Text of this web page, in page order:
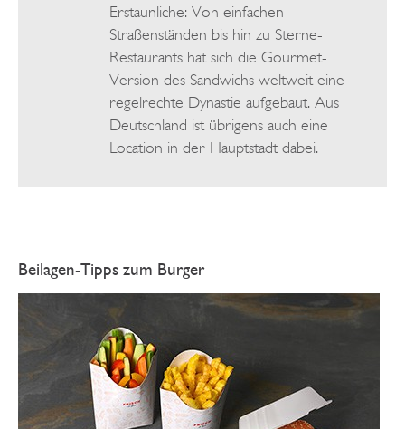
Erstaunliche: Von einfachen
Straßenständen bis hin zu Sterne-
Restaurants hat sich die Gourmet-
Version des Sandwichs weltweit eine
regelrechte Dynastie aufgebaut. Aus
Deutschland ist übrigens auch eine
Location in der Hauptstadt dabei.
Beilagen-Tipps zum Burger